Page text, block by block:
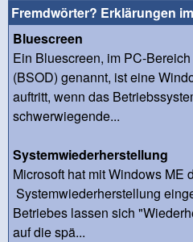
Fremdwörter? Erklärungen
Bluescreen
Ein Bluescreen, im PC-
(BSOD) genannt, ist eine
auftritt, wenn das
schwerwiegende...
Systemwiederherstellung
Microsoft hat mit Windows ME
Systemwiederherstellung
Betriebes lassen sich
auf die spä...